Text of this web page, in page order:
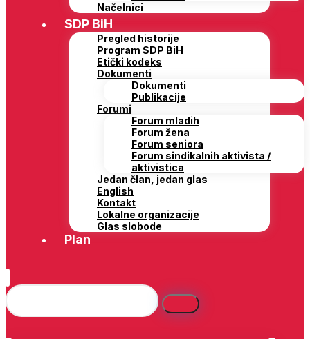
Načelnici
SDP BiH
Pregled historije
Program SDP BiH
Etički kodeks
Dokumenti
Dokumenti
Publikacije
Forumi
Forum mladih
Forum žena
Forum seniora
Forum sindikalnih aktivista /
aktivistica
Jedan član, jedan glas
English
Kontakt
Lokalne organizacije
Glas slobode
Plan